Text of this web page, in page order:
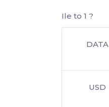
Ile to 1 ?
DATA
USD